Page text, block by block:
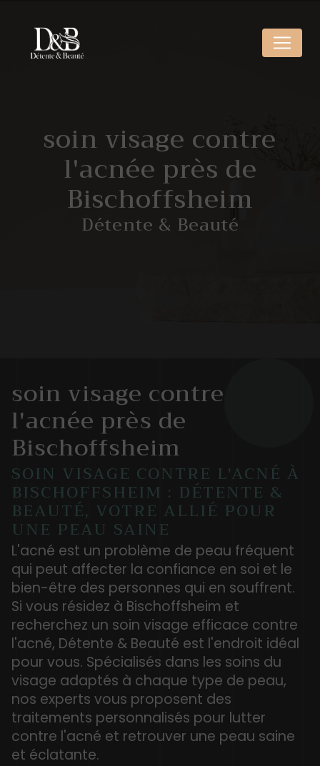
soin visage contre
l'acnée près de
Bischoffsheim
Détente & Beauté
soin visage contre
l'acnée près de
Bischoffsheim
SOIN VISAGE CONTRE L'ACNÉ À
BISCHOFFSHEIM : DÉTENTE &
BEAUTÉ, VOTRE ALLIÉ POUR
UNE PEAU SAINE
L'acné est un problème de peau fréquent
qui peut affecter la confiance en soi et le
bien-être des personnes qui en souffrent.
Si vous résidez à Bischoffsheim et
recherchez un soin visage efficace contre
l'acné, Détente & Beauté est l'endroit idéal
pour vous. Spécialisés dans les soins du
visage adaptés à chaque type de peau,
nos experts vous proposent des
traitements personnalisés pour lutter
contre l'acné et retrouver une peau saine
et éclatante.